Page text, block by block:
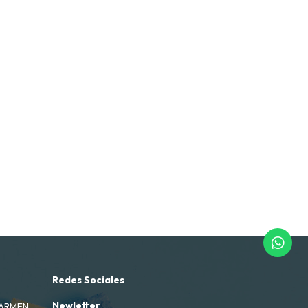
Redes Sociales
Newletter